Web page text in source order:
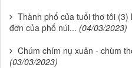
Thành phố của tuổi thơ tôi
đơn của phố núi... (04/03/2023)
Chúm chím nụ xuân - chùm
(03/03/2023)